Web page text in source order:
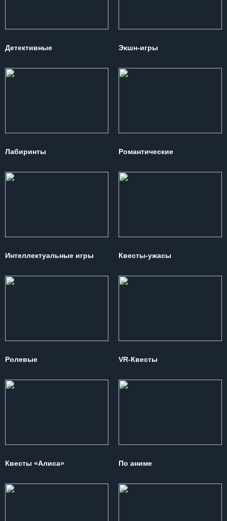
Детективные Экшн-игры
Лабиринты Романтические
Интеллектуальные игры Квесты-ужасы
Ролевые VR-Квесты
Квесты «Алиса» По аниме